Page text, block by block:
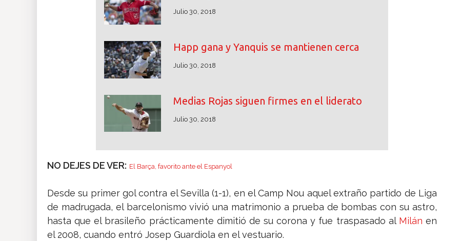
Julio 30, 2018
Happ gana y Yanquis se mantienen cerca
Julio 30, 2018
Medias Rojas siguen firmes en el liderato
Julio 30, 2018
NO DEJES DE VER: El Barça, favorito ante el Espanyol
Desde su primer gol contra el Sevilla (1-1), en el Camp Nou aquel extraño partido de Liga
de madrugada, el barcelonismo vivió una matrimonio a prueba de bombas con su astro,
hasta que el brasileño prácticamente dimitió de su corona y fue traspasado al Milán en
el 2008, cuando entró Josep Guardiola en el vestuario.